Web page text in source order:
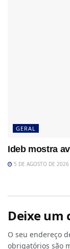
GERAL
Ideb mostra
5 DE AGOSTO DE 2026
Deixe um
O seu endereço
obrigatórios são